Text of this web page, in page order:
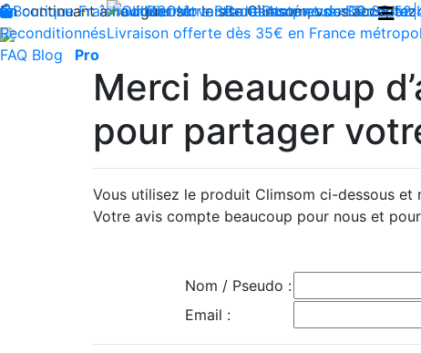
En continuant à naviguer sur le site Climsom, vous
Produits innovants de Santé et de Bien-être
Livraison offerte dès 35€ en France
Contactez-nous : 02 85 52
Boutique Fraîcheur Bien-être Beauté Acupression Dos
Reconditionnés
FAQ Blog Pro
Merci beaucoup
pour partager
Vous utilisez le produit Climsom ci-dessous
Votre avis compte beaucoup pour nous et
Nom / Pseudo :
Email :